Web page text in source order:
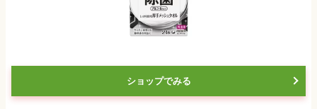
ショップでみる